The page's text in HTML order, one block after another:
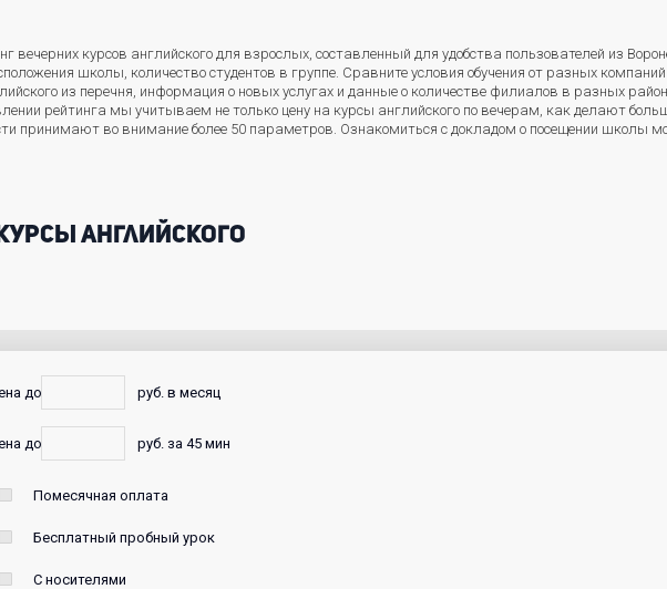
вечерних курсов английского для взрослых, составленный для удобства пользователей из
школы, количество студентов в группе. Сравните условия обучения от разных
из перечня, информация о новых услугах и данные о количестве филиалов в разных
рейтинга мы учитываем не только цену на курсы английского по вечерам, как делают
принимают во внимание более 50 параметров. Ознакомиться с докладом о посещении школы
английского
до руб. в месяц
до руб. за 45 мин
Помесячная оплата
Бесплатный пробный урок
С носителями